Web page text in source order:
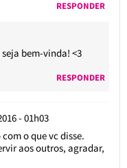
RESPONDER
bem-vinda! <3
RESPONDER
- 01h03
o que vc disse.
aos outros, agradar,